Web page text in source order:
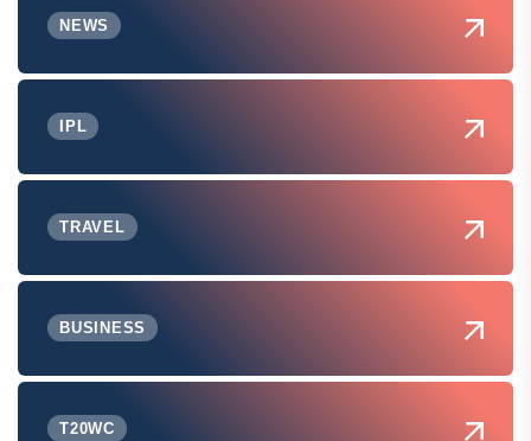
NEWS
IPL
TRAVEL
BUSINESS
T20WC